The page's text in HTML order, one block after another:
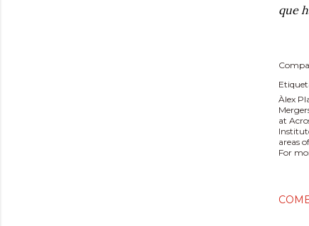
que
Àlex
at
areas
For